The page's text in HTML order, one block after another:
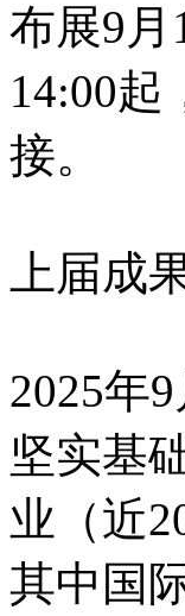
布展9
14:00
接。
上届成
2025年
坚实基
业（近
其中国